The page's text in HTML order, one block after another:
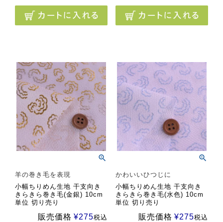
羊の巻き毛を表現
小幅ちりめん生地 干支向き
きらきら巻き毛(金銀) 10cm
単位 切り売り
販売価格 ¥275税込
かわいいひつじに
小幅ちりめん生地 干支向き
きらきら巻き毛(水色) 10cm
単位 切り売り
販売価格 ¥275税込